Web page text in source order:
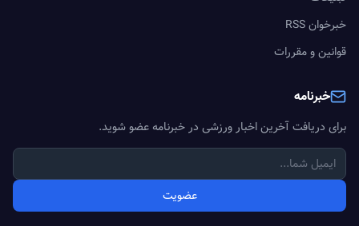
خبرخوان RSS
قوانین و مقررات
خبرنامه
برای دریافت آخرین اخبار ورزشی در خبرنامه عضو شوید.
عضویت